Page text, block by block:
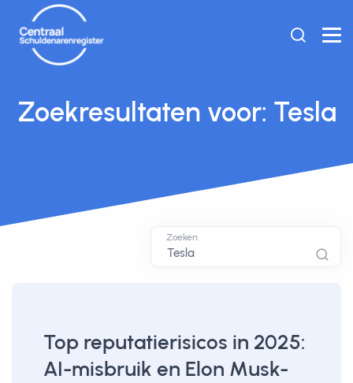
Zoekresultaten voor: Tesla
Zoeken
Top reputatierisicos in 2025:
AI-misbruik en Elon Musk-